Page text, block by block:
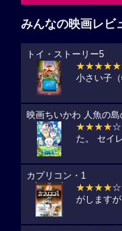
みんなの映画レビ
トイ・ストーリー5
★★★★★
小さい子
映画ちいかわ 人魚の島
★★★★☆
た。 セイ
カプリコン・1
★★★★☆
がします